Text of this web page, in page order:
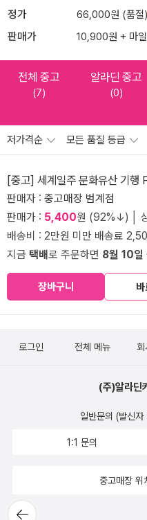
정가 66,000원 (품절)
판매가 10,900원 + 마
전체 중고
(7)
알라딘 중고
(0)
저가격순 모든 품질 등급
[중고] 세계일주 문화유산 기행
판매자 : 중고매장 범계점
판매가 : 5,400원 (92%↓) │
배송비 : 2만원 미만 배송료
지금 택배로 주문하면 8월 10일
장바구니
뒤로가
로그인 전체 메뉴 회
(주)알라딘
일반문의 (발신자
1:1 문의
중고매장 위